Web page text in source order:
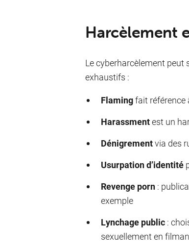
Harcèlement
Le cyberharcèlement peut
exhaustifs :
Flamingfait référence
Harassmentest un
Dénigrementvia des
Usurpation d’identité
Revenge porn :
exemple
Lynchage public :
sexuellement en